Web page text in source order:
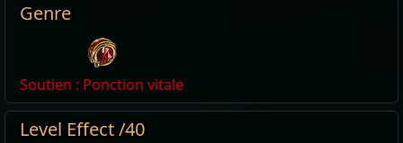
Genre
Soutien : Ponction vitale
Level Effect /40